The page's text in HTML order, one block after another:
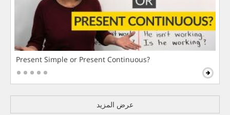
Present Simple or Present Continuous?
عرض المزيد